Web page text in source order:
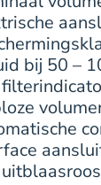
bij 50 –